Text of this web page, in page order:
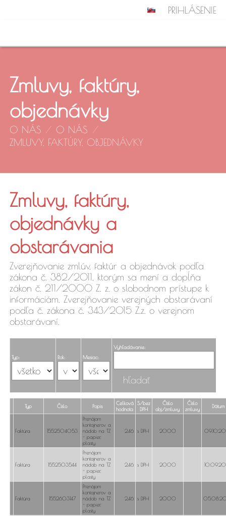
PRIHLÁSENIE
Zmluvy, faktúry,
objednávky
O NÁS / O NÁS /
ZMLUVY, FAKTÚRY, OBJEDNÁVKY
Zmluvy,
faktúry,
objednávky
Zmluvy, faktúry,
objednávky a
obstarávania
Zverejňovanie zmlúv, faktúr a objednávok podľa
zákona č. 382/2011, ktorým sa mení a dopĺňa
zákon č. 211/2000 Z. z. o slobodnom prístupe k
informáciám. Zverejňovanie verejných obstarávaní
podľa č. zákona č. 343/2015 Z.z. o verejnom
obstarávaní.
Typ: Rok: Mesiac:
Vyhľadávanie:
Typ Číslo Popis
Celková
hodnota
S/bez
DPH
Číslo
obj./zmluvy
Číslo
zmluvy
Dátum
Faktúra 1552504053
Prenájom
kontajnerov a
nádob na TZ
- papier,
plasty
2,46 s DPH 2000
Faktúra 1552503544
Prenájom
kontajnerov a
nádob na TZ
- papier,
plasty
2,46 s DPH 2000
Faktúra 1552603147
Prenájom
kontajnerov a
nádob na TZ
- papier,
plasty
2,46 s DPH 2000